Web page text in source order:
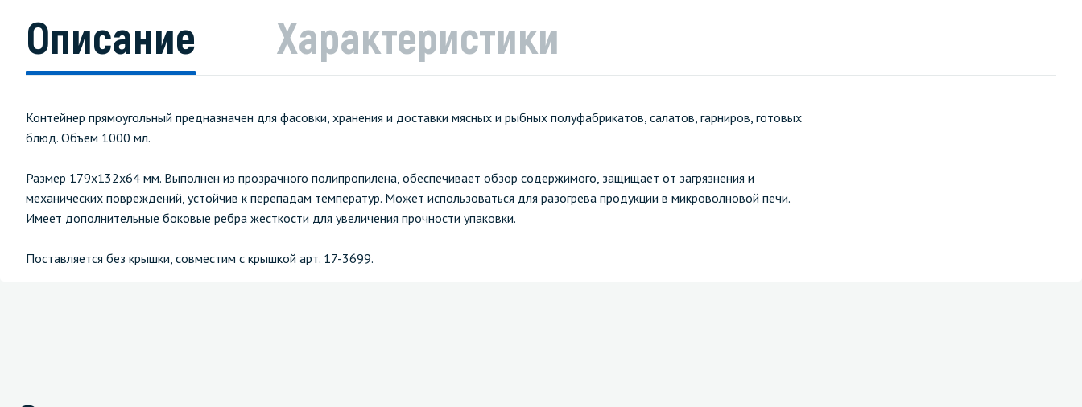
Описание Характеристики
Контейнер прямоугольный предназначен для фасовки, хранения и доставки мясных и рыбных полуфабрикатов, салатов, гарниров, готовых
блюд. Объем 1000 мл.
Размер 179х132х64 мм. Выполнен из прозрачного полипропилена, обеспечивает обзор содержимого, защищает от загрязнения и
механических повреждений, устойчив к перепадам температур. Может использоваться для разогрева продукции в микроволновой печи.
Имеет дополнительные боковые ребра жесткости для увеличения прочности упаковки.
Поставляется без крышки, совместим с крышкой арт. 17-3699.